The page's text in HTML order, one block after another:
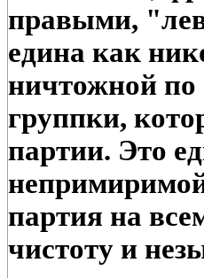
правыми,
едина как
ничтожной по
группки,
партии. Это
партия на
чистоту и